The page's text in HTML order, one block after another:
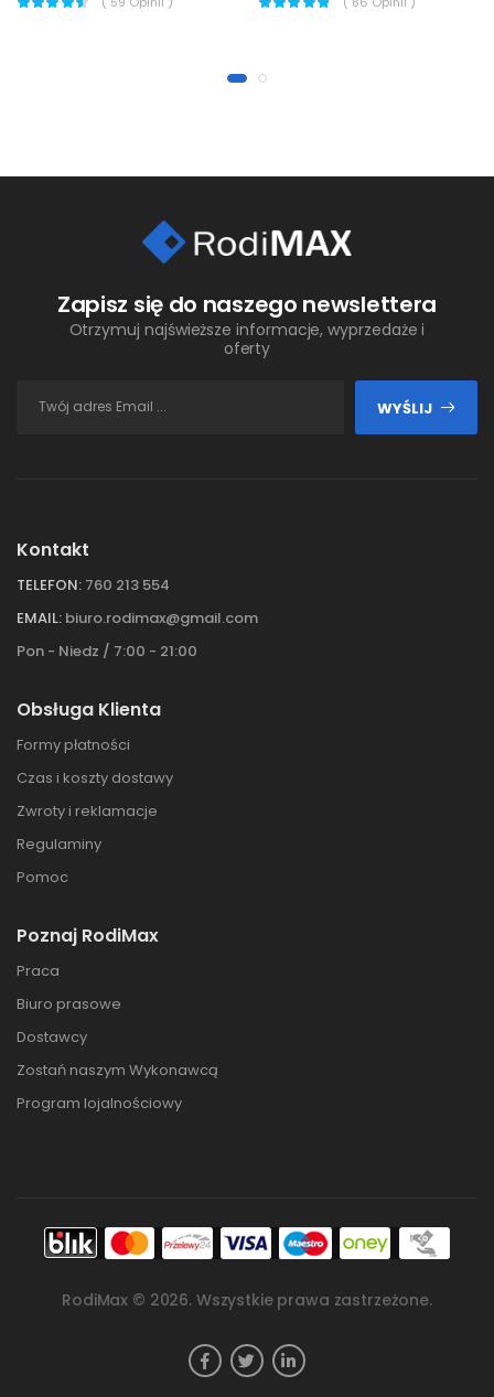
Zapisz się do naszego newslettera
Otrzymuj najświeższe informacje, wyprzedaże i
oferty
WYŚLIJ
Kontakt
TELEFON: 760 213 554
EMAIL: biuro.rodimax@gmail.com
Pon - Niedz / 7:00 - 21:00
Obsługa Klienta
Formy płatności
Czas i koszty dostawy
Zwroty i reklamacje
Regulaminy
Pomoc
Poznaj RodiMax
Praca
Biuro prasowe
Dostawcy
Zostań naszym Wykonawcą
Program lojalnościowy
RodiMax © 2026. Wszystkie prawa zastrzeżone.